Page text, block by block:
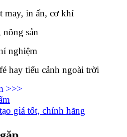
may, in ấn, cơ khí
sản
nghiệm
hay tiểu cảnh ngoài trời
>>>
giá tốt, chính hãng